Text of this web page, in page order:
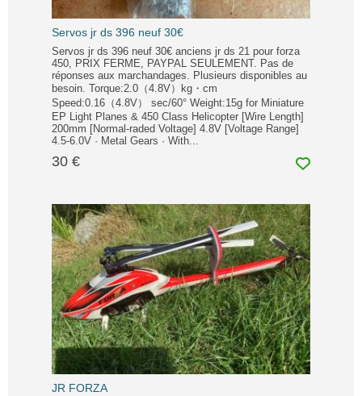
Servos jr ds 396 neuf 30€
Servos jr ds 396 neuf 30€ anciens jr ds 21 pour forza
450, PRIX FERME, PAYPAL SEULEMENT. Pas de
réponses aux marchandages. Plusieurs disponibles au
besoin. Torque:2.0（4.8V）kg・cm
Speed:0.16（4.8V） sec/60° Weight:15g for Miniature
EP Light Planes & 450 Class Helicopter [Wire Length]
200mm [Normal-raded Voltage] 4.8V [Voltage Range]
4.5-6.0V · Metal Gears · With...
30 €
JR FORZA